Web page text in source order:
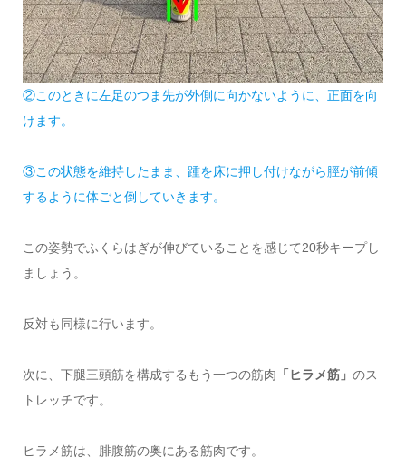
②このときに左足のつま先が外側に向かないように、正面を向
けます。
③この状態を維持したまま、踵を床に押し付けながら脛が前傾
するように体ごと倒していきます。
この姿勢でふくらはぎが伸びていることを感じて20秒キープし
ましょう。
反対も同様に行います。
次に、下腿三頭筋を構成するもう一つの筋肉 「ヒラメ筋」 のス
トレッチです。
ヒラメ筋は、腓腹筋の奥にある筋肉です。